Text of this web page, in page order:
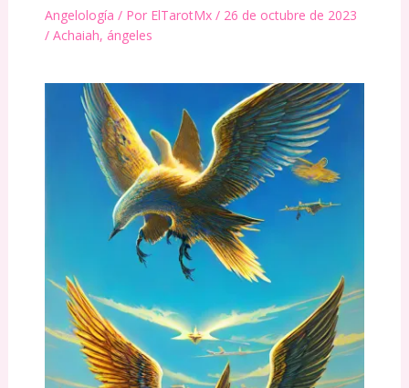
Angelología / Por ElTarotMx / 26 de octubre de 2023
/ Achaiah, ángeles